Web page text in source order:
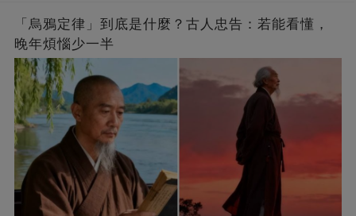
「烏鴉定律」到底是什麼？古人忠告：若能看懂，
晚年煩惱少一半